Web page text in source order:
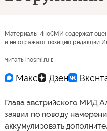
Материалы ИноСМИ содержат
и не отражают позицию редакции
Читать inosmi.ru в
Глава австрийского МИД
заявил по поводу
аккумулировать